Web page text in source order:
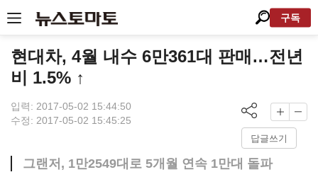
구독
현대차, 4월 내수 6만361대 판매…전년
비 1.5% ↑
입력: 2017-05-02 15:44:50
수정: 2017-05-02 15:45:25
답글쓰기
그랜저, 1만2549대로 5개월 연속 1만대 돌파